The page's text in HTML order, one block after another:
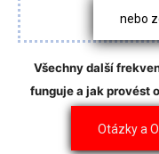
nebo
Všechny další
funguje a jak provést
Otázky a